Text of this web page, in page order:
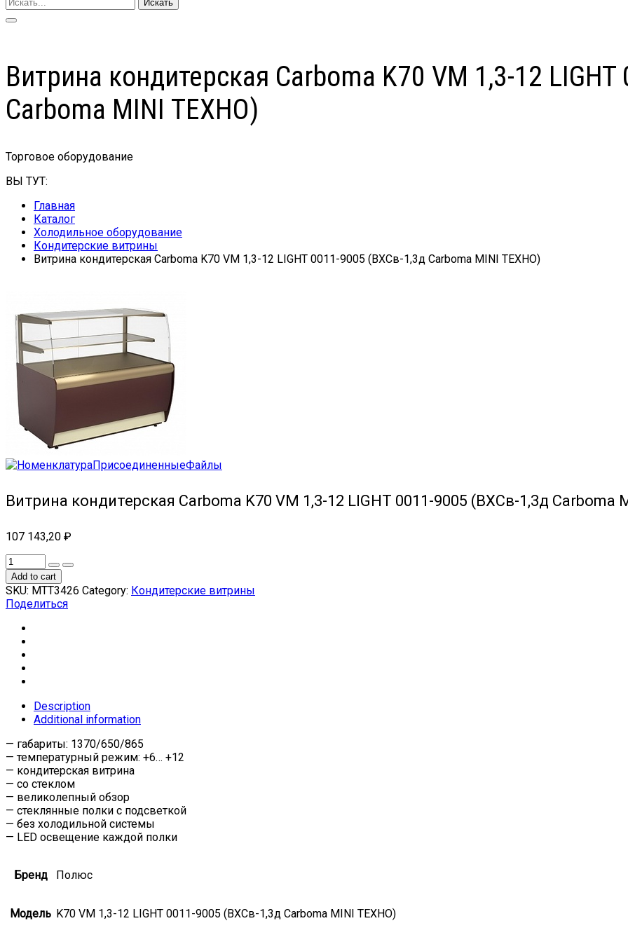
Искать
Витрина кондитерская Carboma K70 VM 1,3-12
Сarboma MINI ТЕХНО)
Торговое оборудование
ВЫ ТУТ:
Главная
Каталог
Холодильное оборудование
Кондитерские витрины
Витрина кондитерская Carboma K70 VM 1,3-12 LIGHT 0011-9005 (ВХСв-1,3д Сarboma MINI ТЕХНО)
Витрина кондитерская Carboma K70 VM 1,3-12 LIGHT 0011-9005 (ВХСв-1,3д Сarboma
107 143,20 ₽
Add to cart
SKU: МТТ3426 Category: Кондитерские витрины
Поделиться
Description
Additional information
— габариты: 1370/650/865
— температурный режим: +6… +12
— кондитерская витрина
— со стеклом
— великолепный обзор
— стеклянные полки с подсветкой
— без холодильной системы
— LED освещение каждой полки
Бренд Полюс
Модель K70 VM 1,3-12 LIGHT 0011-9005 (ВХСв-1,3д Сarboma MINI ТЕХНО)